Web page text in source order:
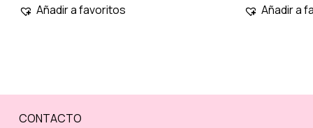
Añadir a favoritos Añadir a
CONTACTO